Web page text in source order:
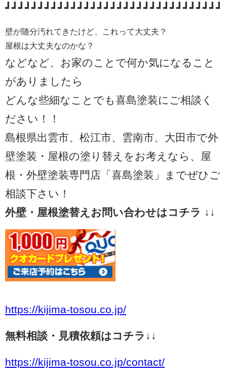
壁が随分汚れてきたけど、これって大丈夫？
屋根は大丈夫なのかな？
などなど、お家のことで何か気になること
がありましたら
どんな些細なことでも喜島塗装にご相談く
ださい！！
島根県出雲市、松江市、雲南市、大田市で外
壁塗装・屋根の塗り替えをお考えなら、屋
根・外壁塗装専門店「喜島塗装」までぜひご
相談下さい！
外壁・屋根塗替えお問い合わせはコチラ ↓↓
https://kijima-tosou.co.jp/
無料相談・見積依頼はコチラ↓↓
https://kijima-tosou.co.jp/contact/